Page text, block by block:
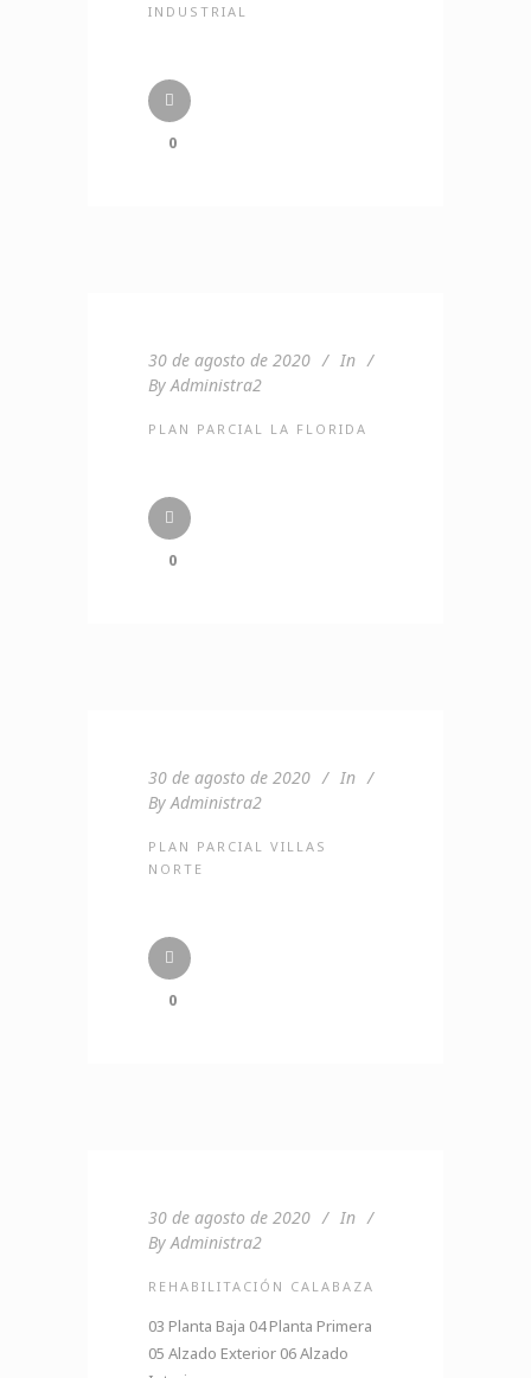
INDUSTRIAL
0
30 de agosto de 2020
In
By Administra2
PLAN PARCIAL LA FLORIDA
0
30 de agosto de 2020
In
By Administra2
PLAN PARCIAL VILLAS
NORTE
0
30 de agosto de 2020
In
By Administra2
REHABILITACIÓN CALABAZA
03 Planta Baja 04 Planta Primera
05 Alzado Exterior 06 Alzado